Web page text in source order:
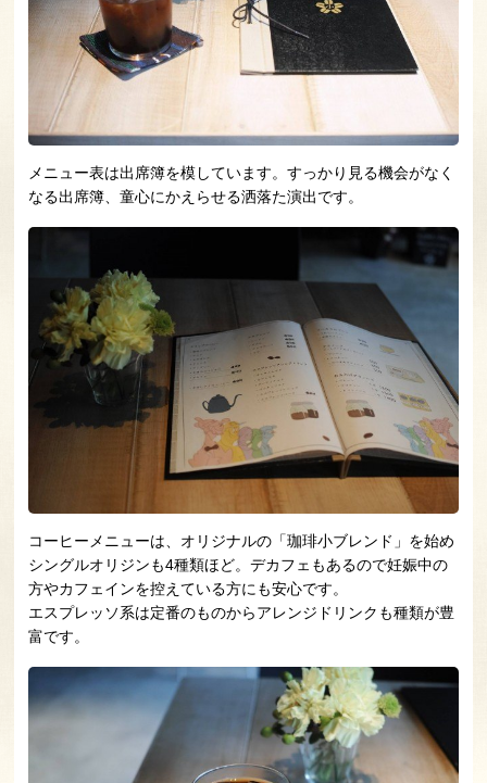
メニュー表は出席簿を模しています。すっかり見る機会がなく
なる出席簿、童心にかえらせる洒落た演出です。
コーヒーメニューは、オリジナルの「珈琲小ブレンド」を始め
シングルオリジンも4種類ほど。デカフェもあるので妊娠中の
方やカフェインを控えている方にも安心です。
エスプレッソ系は定番のものからアレンジドリンクも種類が豊
富です。